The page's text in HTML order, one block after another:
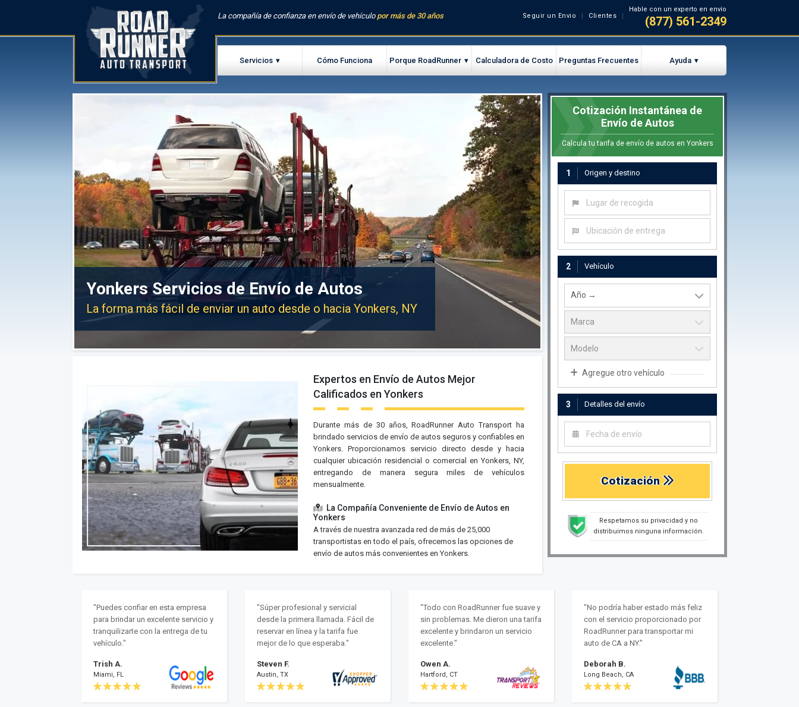
La compañía de confianza en envío de vehículopor más de 30 años Seguir un Envio Clientes
Hable con un experto en envío
(877) 561-2349
Servicios Cómo Funciona Porque RoadRunner Calculadora de Costo Preguntas Frecuentes Ayuda
Yonkers Servicios de Envío de Autos
La forma más fácil de enviar un auto desde o hacia Yonkers, NY
Expertos en Envío de Autos Mejor
Calificados en Yonkers
Durante más de 30 años, RoadRunner Auto Transport ha
brindado servicios de envío de autos seguros y confiables en
Yonkers. Proporcionamos servicio directo desde y hacia
cualquier ubicación residencial o comercial en Yonkers, NY,
entregando de manera segura miles de vehículos
mensualmente.
La Compañía Conveniente de Envío de Autos en
Yonkers
A través de nuestra avanzada red de más de 25,000
transportistas en todo el país, ofrecemos las opciones de
envío de autos más convenientes en Yonkers.
Cotización Instantánea de
Envío de Autos
Calcula tu tarifa de envío de autos en Yonkers
1 Origen y destino
Lugar de recogida
Ubicación de entrega
2 Vehículo
Agregue otro vehículo
3 Detalles del envío
Cotización
Respetamos su privacidad y no
distribuimos ninguna información.
"Puedes confiar en esta empresa
para brindar un excelente servicio y
tranquilizarte con la entrega de tu
vehículo."
Trish A.
Miami, FL
"Súper profesional y servicial
desde la primera llamada. Fácil de
reservar en línea y la tarifa fue
mejor de lo que esperaba."
Steven F.
Austin, TX
"Todo con RoadRunner fue suave y
sin problemas. Me dieron una tarifa
excelente y brindaron un servicio
excelente."
Owen A.
Hartford, CT
"No podría haber estado más feliz
con el servicio proporcionado por
RoadRunner para transportar mi
auto de CA a NY."
Deborah B.
Long Beach, CA